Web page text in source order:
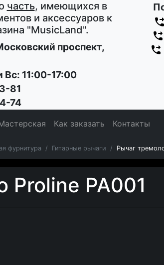
часть, имеющихся в
и аксессуаров к
"MusicLand".
проспект,
Вс: 11:00-17:00
81
74
Как заказать Контакты
фурнитура Гитарные рычаги Рычаг
Proline PA001